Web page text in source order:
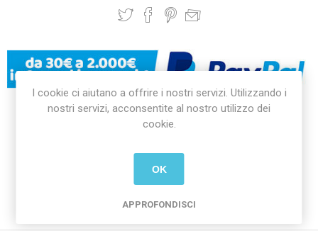
CONSEGNA E RESI
GPSR
I cookie ci aiutano a offrire i nostri servizi. Utilizzando i
nostri servizi, acconsentite al nostro utilizzo dei
cookie.
OK
APPROFONDISCI